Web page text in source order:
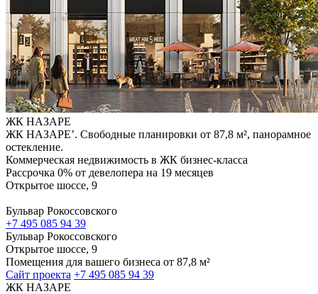
ЖК НАЗАРЕ
ЖК НАЗАРЕ’. Свободные планировки от 87,8 м², панорамное
остекление.
Коммерческая недвижимость в ЖК бизнес-класса
Рассрочка 0% от девелопера на 19 месяцев
Открытое шоссе, 9
Бульвар Рокоссовского
+7 495 085 94 39
Бульвар Рокоссовского
Открытое шоссе, 9
Помещения для вашего бизнеса от 87,8 м²
Сайт проекта +7 495 085 94 39
ЖК НАЗАРЕ